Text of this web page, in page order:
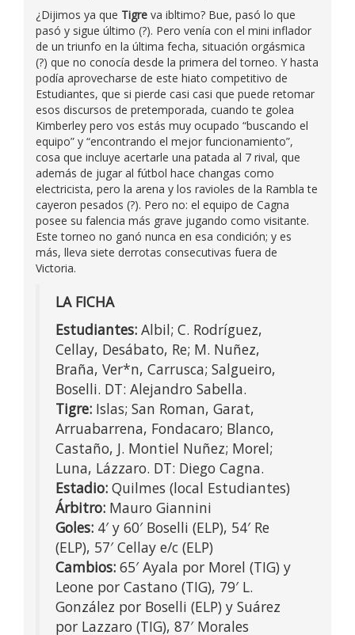
¿Dijimos ya que Tigre va ibltimo? Bue, pasó lo que
pasó y sigue último (?). Pero venía con el mini inflador
de un triunfo en la última fecha, situación orgásmica
(?) que no conocía desde la primera del torneo. Y hasta
podía aprovecharse de este hiato competitivo de
Estudiantes, que si pierde casi casi que puede retomar
esos discursos de pretemporada, cuando te golea
Kimberley pero vos estás muy ocupado “buscando el
equipo” y “encontrando el mejor funcionamiento”,
cosa que incluye acertarle una patada al 7 rival, que
además de jugar al fútbol hace changas como
electricista, pero la arena y los ravioles de la Rambla te
cayeron pesados (?). Pero no: el equipo de Cagna
posee su falencia más grave jugando como visitante.
Este torneo no ganó nunca en esa condición; y es
más, lleva siete derrotas consecutivas fuera de
Victoria.
LA FICHA
Estudiantes: Albil; C. Rodríguez,
Cellay, Desábato, Re; M. Nuñez,
Braña, Ver*n, Carrusca; Salgueiro,
Boselli. DT: Alejandro Sabella.
Tigre: Islas; San Roman, Garat,
Arruabarrena, Fondacaro; Blanco,
Castaño, J. Montiel Nuñez; Morel;
Luna, Lázzaro. DT: Diego Cagna.
Estadio: Quilmes (local Estudiantes)
Árbitro: Mauro Giannini
Goles: 4′ y 60′ Boselli (ELP), 54′ Re
(ELP), 57′ Cellay e/c (ELP)
Cambios: 65′ Ayala por Morel (TIG) y
Leone por Castano (TIG), 79′ L.
González por Boselli (ELP) y Suárez
por Lazzaro (TIG), 87′ Morales